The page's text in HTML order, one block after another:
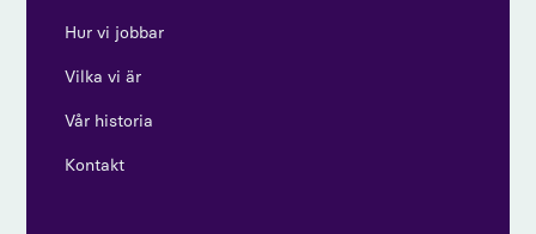
Hur vi jobbar
Vilka vi är
Vår historia
Kontakt